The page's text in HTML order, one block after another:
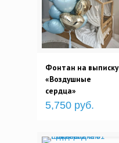
Фонтан на выписку
«Воздушные
сердца»
5,750 руб.